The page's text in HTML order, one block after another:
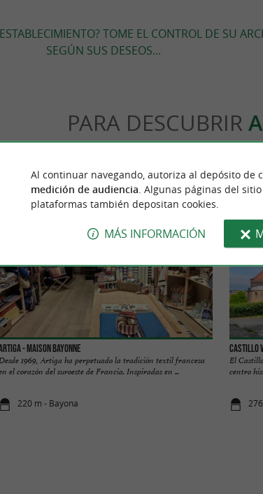
TOME EL CONTROL DE SU
SEGÚN SUS DESEOS...
PARA DESCUBRIR
- Maison Bayonne
1969, Artiga ha perpetuado la tradición textil francesa
el corazón del suroeste de Francia. Inspiradas en ...
220 m - Bayona
Castillo
El
centro
Al continuar navegando, autoriza al depósito de
medición de audiencia . Algunas páginas del
plataformas también depositan cookies.
MÁS INFORMACIÓN